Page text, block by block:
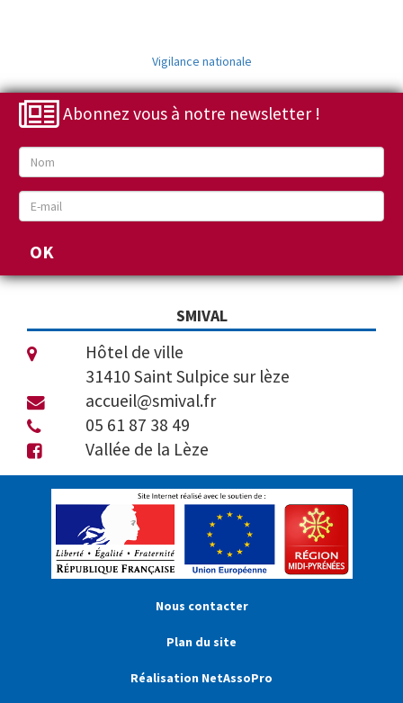
Vigilance nationale
Abonnez vous à notre newsletter !
SMIVAL
Hôtel de ville
31410 Saint Sulpice sur lèze
accueil@smival.fr
05 61 87 38 49
Vallée de la Lèze
Nous contacter
Plan du site
Réalisation NetAssoPro